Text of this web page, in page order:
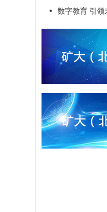
数字教育 引领